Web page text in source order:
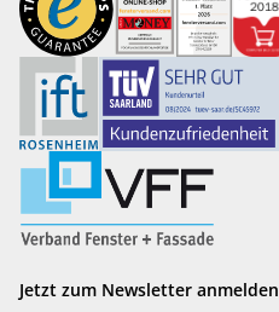
Jetzt zum Newsletter anmelden